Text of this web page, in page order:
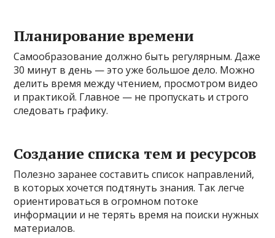
Планирование времени
Самообразование должно быть регулярным. Даже
30 минут в день — это уже большое дело. Можно
делить время между чтением, просмотром видео
и практикой. Главное — не пропускать и строго
следовать графику.
Создание списка тем и ресурсов
Полезно заранее составить список направлений,
в которых хочется подтянуть знания. Так легче
ориентироваться в огромном потоке
информации и не терять время на поиски нужных
материалов.